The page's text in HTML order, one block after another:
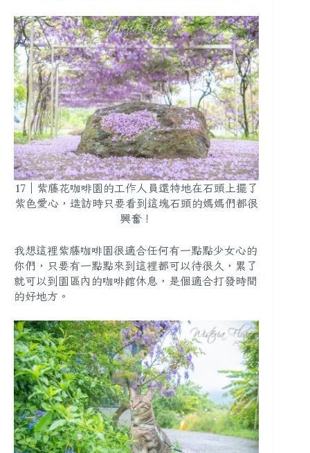
17｜紫藤花咖啡園的工作人員還特地在石頭上擺了
紫色愛心，造訪時只要看到這塊石頭的媽媽們都很
興奮！
我想這裡紫藤咖啡園很適合任何有一點點少女心的
你們，只要有一點點來到這裡都可以待很久，累了
就可以到園區內的咖啡館休息，是個適合打發時間
的好地方。